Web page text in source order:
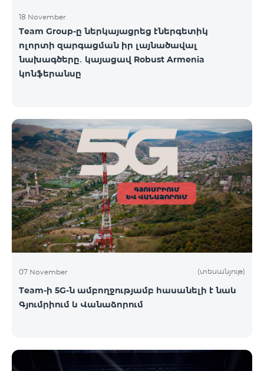
18 November
Team Group-ը ներկայացրեց էներգետիկ
ոլորտի զարգացման իր լայնածավալ
նախագծերը․ կայացավ Robust Armenia
կոնֆերանսը
07 November (տեսանյութ)
Team-ի 5G-ն ամբողջությամբ հասանելի է նաև
Գյումրիում և Վանաձորում